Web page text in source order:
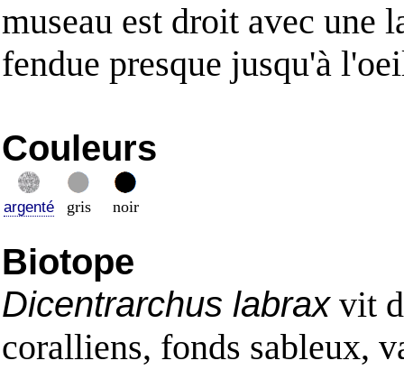
museau est droit avec une
fendue presque jusqu'à
Couleurs
argenté gris noir
Biotope
Dicentrarchus labraxvit
coralliens, fonds sableux,